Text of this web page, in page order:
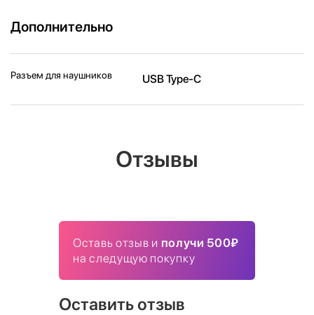
Дополнительно
Разъем для наушников USB Type-C
Отзывы
Оставь отзыв и получи 500₽
на следущую покупку
Оставить отзыв